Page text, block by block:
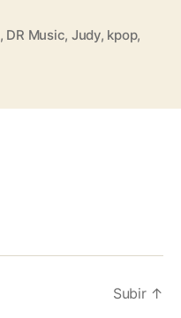
, DR Music, Judy, kpop,
Subir ↑